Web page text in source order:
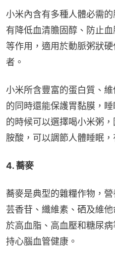
小米內含有多種人體必需
有降低血清膽固醇、防止
等作用，適用於動脈粥狀
者。
小米所含豐富的蛋白質、
的同時還能保護胃黏膜，
的時候可以選擇喝小米粥
胺酸，可以調節人體睡眠，
4. 蕎麥
蕎麥是典型的雜糧作物，
芸香苷、纖維素、硒及維
於高血脂、高血壓和糖尿
持心腦血管健康。